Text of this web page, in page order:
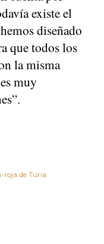
existe el
diseñado
que todos los
la misma
muy
roja de Túria